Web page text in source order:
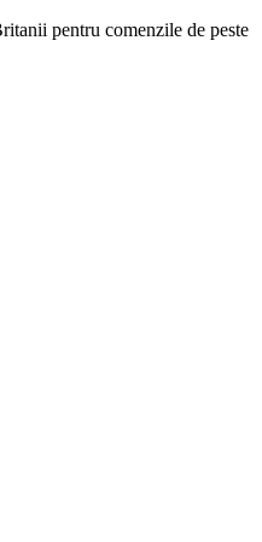
pentru comenzile de peste